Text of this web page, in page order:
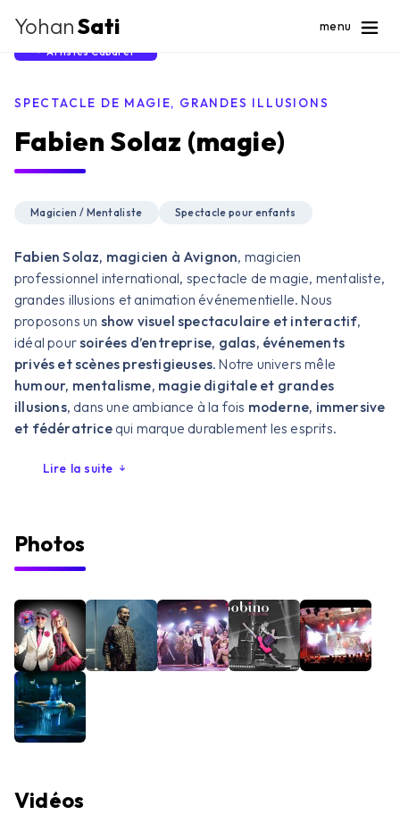
YohanSati menu
Artistes Cabaret
SPECTACLE DE MAGIE, GRANDES ILLUSIONS
Fabien Solaz (magie)
Magicien / Mentaliste Spectacle pour enfants
Fabien Solaz, magicien à Avignon, magicien
professionnel international, spectacle de magie, mentaliste,
grandes illusions et animation événementielle. Nous
proposons un show visuel spectaculaire et interactif,
idéal poursoirées d’entreprise, galas, événements
privés et scènes prestigieuses. Notre univers mêle
humour, mentalisme, magie digitale et grandes
illusions, dans une ambiance à la fois moderne, immersive
et fédératricequi marque durablement les esprits.
Lire la suite
Photos
Vidéos